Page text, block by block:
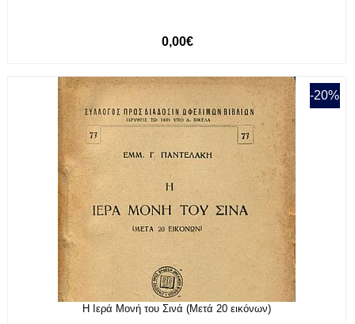
0,00€
-20%
Η Ιερά Μονή του Σινά (Μετά 20 εικόνων)